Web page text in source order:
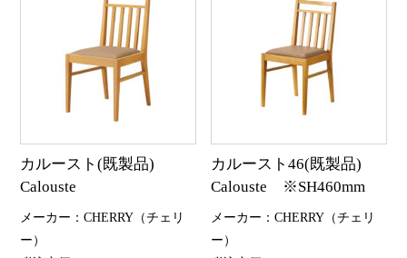
カルースト(既製品)
Calouste
メーカー：CHERRY（チェリ
ー）
カルースト46(既製品)
Calouste ※SH460mm
メーカー：CHERRY（チェリ
ー）